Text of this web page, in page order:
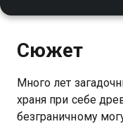
Сюжет
Много лет
храня при себе
безграничному